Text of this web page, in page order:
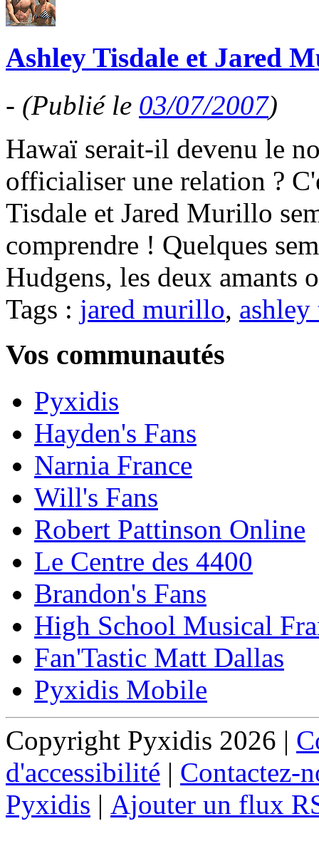
Ashley Tisdale et Jared
- (Publié le 03/07/2007)
Hawaï serait-il devenu le
officialiser une relation ?
Tisdale et Jared Murillo
comprendre ! Quelques
Hudgens, les deux amants
Tags : jared murillo, ashley
Vos communautés
Pyxidis
Hayden's Fans
Narnia France
Will's Fans
Robert Pattinson Online
Le Centre des 4400
Brandon's Fans
High School Musical
Fan'Tastic Matt Dallas
Pyxidis Mobile
Copyright Pyxidis 2026 |
d'accessibilité | Contactez-
Pyxidis | Ajouter un flux